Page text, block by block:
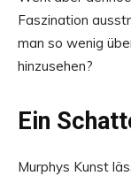
Faszination
man so wenig
hinzusehen?
Ein
Murphys Kunst